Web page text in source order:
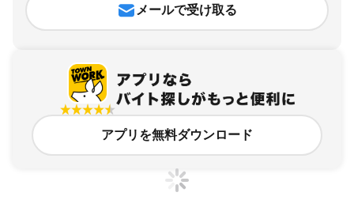
メールで受け取る
アプリを無料ダウンロード